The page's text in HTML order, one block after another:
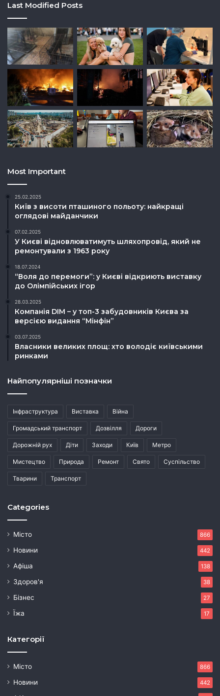
Last Modified Posts
Most Important
25.02.2025
Київ з висоти пташиного польоту: найкращі
оглядові майданчики
07.02.2025
У Києві відновлюватимуть шляхопровід, який не
ремонтували з 1963 року
18.07.2024
“Воля до перемоги”: у Києві відкриють виставку
до Олімпійських ігор
28.03.2025
Компанія DIM – у топ-3 забудовників Києва за
версією видання “Мінфін”
03.07.2025
Власники великих площ: хто володіє київськими
ринками
Найпопулярніші позначки
Інфраструктура Виставка Війна
Громадський транспорт Дозвілля Дороги
Дорожній рух Діти Заходи Київ Метро
Мистецтво Природа Ремонт Свято Суспільство
Тварини Транспорт
Categories
Місто 866
Новини 442
Афіша 138
Здоров'я 38
Бізнес 27
Їжа 17
Категорії
Місто 866
Новини 442